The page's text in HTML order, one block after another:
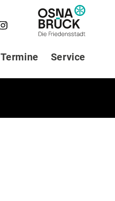
LOGO STADT
OSNABRÜCK
Termine Service